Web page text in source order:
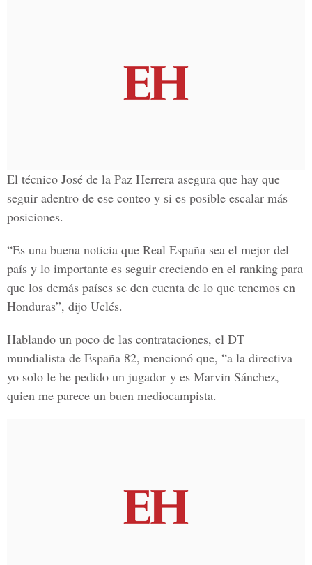
El técnico José de la Paz Herrera asegura que hay que
seguir adentro de ese conteo y si es posible escalar más
posiciones.
“Es una buena noticia que Real España sea el mejor del
país y lo importante es seguir creciendo en el ranking para
que los demás países se den cuenta de lo que tenemos en
Honduras”, dijo Uclés.
Hablando un poco de las contrataciones, el DT
mundialista de España 82, mencionó que, “a la directiva
yo solo le he pedido un jugador y es Marvin Sánchez,
quien me parece un buen mediocampista.